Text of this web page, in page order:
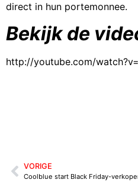
direct in hun portemonnee.
Bekijk de
http://youtube.com/
VORIGE
Coolblue start Black Friday-